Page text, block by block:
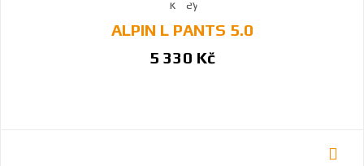
ALPIN L PANTS 5.0
5 330 Kč